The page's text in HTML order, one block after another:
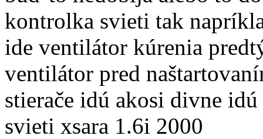
kontrolka svieti tak
ide ventilátor kúrenia
ventilátor pred
stierače idú akosi divne
svieti xsara 1.6i 2000